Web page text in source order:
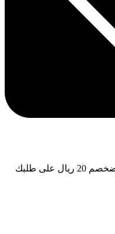
خصم 20 ريال على طلبك